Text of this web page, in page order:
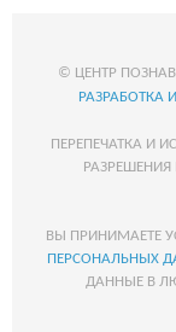
© ЦЕНТР
РАЗРАБОТКА
ПЕРЕПЕЧАТКА И
ВЫ ПРИНИМАЕТЕ
ПЕРСОНАЛЬНЫХ
ДАННЫЕ В